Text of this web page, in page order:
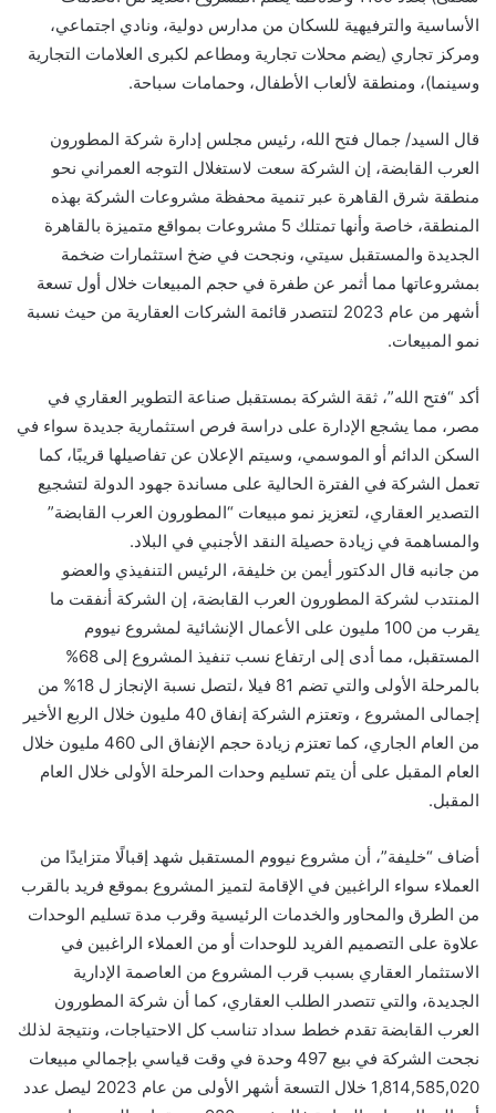
الأساسية والترفيهية للسكان من مدارس دولية، ونادي اجتماعي،
ومركز تجاري (يضم محلات تجارية ومطاعم لكبرى العلامات التجارية
وسينما)، ومنطقة لألعاب الأطفال، وحمامات سباحة.
قال السيد/ جمال فتح الله، رئيس مجلس إدارة شركة المطورون
العرب القابضة، إن الشركة سعت لاستغلال التوجه العمراني نحو
منطقة شرق القاهرة عبر تنمية محفظة مشروعات الشركة بهذه
المنطقة، خاصة وأنها تمتلك 5 مشروعات بمواقع متميزة بالقاهرة
الجديدة والمستقبل سيتي، ونجحت في ضخ استثمارات ضخمة
بمشروعاتها مما أثمر عن طفرة في حجم المبيعات خلال أول تسعة
أشهر من عام 2023 لتتصدر قائمة الشركات العقارية من حيث نسبة
نمو المبيعات.
أكد “فتح الله”، ثقة الشركة بمستقبل صناعة التطوير العقاري في
مصر، مما يشجع الإدارة على دراسة فرص استثمارية جديدة سواء في
السكن الدائم أو الموسمي، وسيتم الإعلان عن تفاصيلها قريبًا، كما
تعمل الشركة في الفترة الحالية على مساندة جهود الدولة لتشجيع
التصدير العقاري، لتعزيز نمو مبيعات “المطورون العرب القابضة”
والمساهمة في زيادة حصيلة النقد الأجنبي في البلاد.
من جانبه قال الدكتور أيمن بن خليفة، الرئيس التنفيذي والعضو
المنتدب لشركة المطورون العرب القابضة، إن الشركة أنفقت ما
يقرب من 100 مليون على الأعمال الإنشائية لمشروع نيووم
المستقبل، مما أدى إلى ارتفاع نسب تنفيذ المشروع إلى 68%
بالمرحلة الأولى والتي تضم 81 فيلا ،لتصل نسبة الإنجاز ل 18% من
إجمالى المشروع ، وتعتزم الشركة إنفاق 40 مليون خلال الربع الأخير
من العام الجاري، كما تعتزم زيادة حجم الإنفاق الى 460 مليون خلال
العام المقبل على أن يتم تسليم وحدات المرحلة الأولى خلال العام
المقبل.
أضاف “خليفة”، أن مشروع نيووم المستقبل شهد إقبالًا متزايدًا من
العملاء سواء الراغبين في الإقامة لتميز المشروع بموقع فريد بالقرب
من الطرق والمحاور والخدمات الرئيسية وقرب مدة تسليم الوحدات
علاوة على التصميم الفريد للوحدات أو من العملاء الراغبين في
الاستثمار العقاري بسبب قرب المشروع من العاصمة الإدارية
الجديدة، والتي تتصدر الطلب العقاري، كما أن شركة المطورون
العرب القابضة تقدم خطط سداد تناسب كل الاحتياجات، ونتيجة لذلك
نجحت الشركة في بيع 497 وحدة في وقت قياسي بإجمالي مبيعات
1,814,585,020 خلال التسعة أشهر الأولى من عام 2023 ليصل عدد